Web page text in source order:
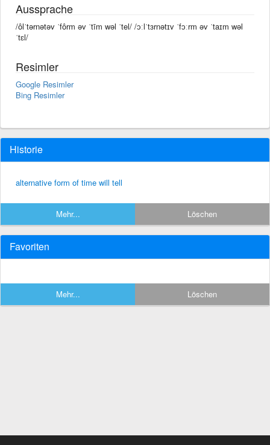
Aussprache
/ôlˈtərnətəv ˈfôrm əv ˈtīm wəl ˈtel/ /ɔːlˈtɜrnətɪv ˈfɔːrm əv ˈtaɪm wəl
ˈtɛl/
Resimler
Google Resimler
Bing Resimler
Historie
alternative form of time will tell
Mehr... Löschen
Favoriten
Mehr... Löschen